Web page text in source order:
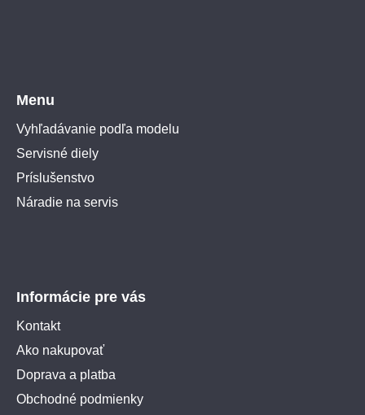
Menu
Vyhľadávanie podľa modelu
Servisné diely
Príslušenstvo
Náradie na servis
Informácie pre vás
Kontakt
Ako nakupovať
Doprava a platba
Obchodné podmienky